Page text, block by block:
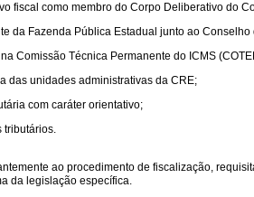
fiscal como membro do Corpo Deliberativo do
da Fazenda Pública Estadual junto ao
Comissão Técnica Permanente do ICMS
das unidades administrativas da CRE;
com caráter orientativo;
tributários.
ao procedimento de fiscalização,
da legislação específica.